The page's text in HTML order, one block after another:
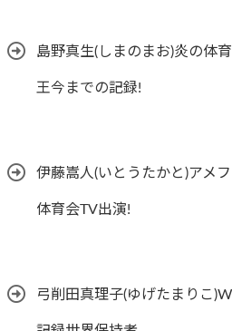
島野真生(しまのまお)炎の体
王今までの記録!
伊藤嵩人(いとうたかと)アメ
体育会TV出演!
弓削田真理子(ゆげたまりこ